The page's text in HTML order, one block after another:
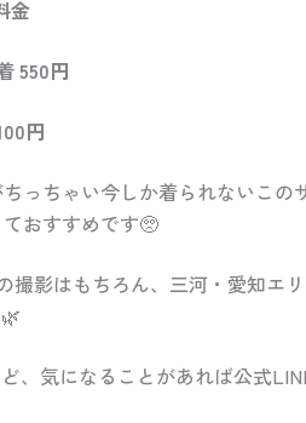
金
550円
円
っちゃい今しか着られないこの
おすすめです🥺
撮影はもちろん、三河・愛知エ
、気になることがあれば公式